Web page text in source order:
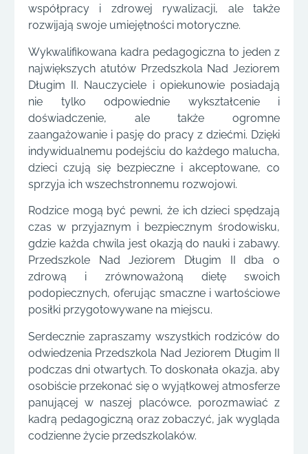
współpracy i zdrowej rywalizacji, ale także
rozwijają swoje umiejętności motoryczne.
Wykwalifikowana kadra pedagogiczna to jeden z
największych atutów Przedszkola Nad Jeziorem
Długim II. Nauczyciele i opiekunowie posiadają
nie tylko odpowiednie wykształcenie i
doświadczenie, ale także ogromne
zaangażowanie i pasję do pracy z dziećmi. Dzięki
indywidualnemu podejściu do każdego malucha,
dzieci czują się bezpieczne i akceptowane, co
sprzyja ich wszechstronnemu rozwojowi.
Rodzice mogą być pewni, że ich dzieci spędzają
czas w przyjaznym i bezpiecznym środowisku,
gdzie każda chwila jest okazją do nauki i zabawy.
Przedszkole Nad Jeziorem Długim II dba o
zdrową i zrównoważoną dietę swoich
podopiecznych, oferując smaczne i wartościowe
posiłki przygotowywane na miejscu.
Serdecznie zapraszamy wszystkich rodziców do
odwiedzenia Przedszkola Nad Jeziorem Długim II
podczas dni otwartych. To doskonała okazja, aby
osobiście przekonać się o wyjątkowej atmosferze
panującej w naszej placówce, porozmawiać z
kadrą pedagogiczną oraz zobaczyć, jak wygląda
codzienne życie przedszkolaków.